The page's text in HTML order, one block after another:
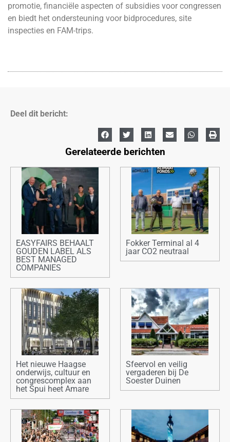
promotie, financiële aspecten of subsidies voor congressen
en biedt het ondersteuning voor bidprocedures, site
inspecties en FAM-trips.
Deel dit bericht:
Gerelateerde berichten
EASYFAIRS BEHAALT
GOUDEN LABEL ALS
BEST MANAGED
COMPANIES
Fokker Terminal al 4
jaar CO2 neutraal
Het nieuwe Haagse
onderwijs, cultuur en
congrescomplex aan
het Spui heet Amare
Sfeervol en veilig
vergaderen bij De
Soester Duinen